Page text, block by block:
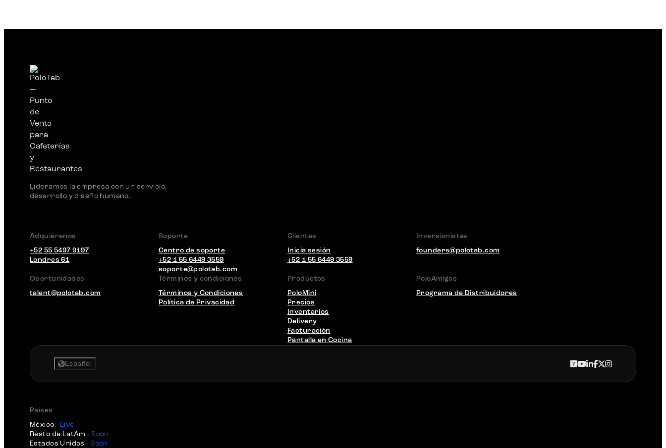
Lideramos la empresa con un servicio,
desarrollo y diseño humano.
Adquiérenos
+52 55 5497 9197
Londres 61
Soporte
Centro de soporte
+52 1 55 6449 3559
soporte@polotab.com
Clientes
Inicia sesión
+52 1 55 6449 3559
Inversionistas
founders@polotab.com
Oportunidades
talent@polotab.com
Términos y condiciones
Términos y Condiciones
Política de Privacidad
Productos
PoloMini
Precios
Inventarios
Delivery
Facturación
Pantalla en Cocina
PoloAmigos
Programa de Distribuidores
Español
Países
México - Live
Resto de LatAm - Soon
Estados Unidos - Soon